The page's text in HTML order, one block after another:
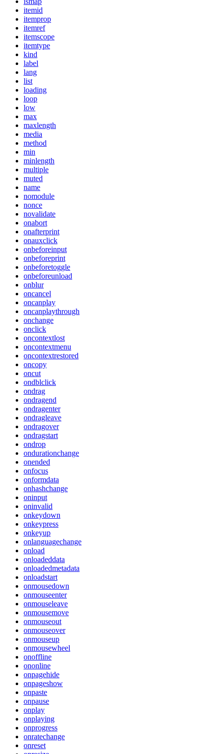
itemid
itemprop
itemref
itemscope
itemtype
kind
label
lang
list
loading
loop
low
max
maxlength
media
method
min
minlength
multiple
muted
name
nomodule
nonce
novalidate
onabort
onafterprint
onauxclick
onbeforeinput
onbeforeprint
onbeforetoggle
onbeforeunload
onblur
oncancel
oncanplay
oncanplaythrough
onchange
onclick
oncontextlost
oncontextmenu
oncontextrestored
oncopy
oncut
ondblclick
ondrag
ondragend
ondragenter
ondragleave
ondragover
ondragstart
ondrop
ondurationchange
onended
onfocus
onformdata
onhashchange
oninput
oninvalid
onkeydown
onkeypress
onkeyup
onlanguagechange
onload
onloadeddata
onloadedmetadata
onloadstart
onmousedown
onmouseenter
onmouseleave
onmousemove
onmouseout
onmouseover
onmouseup
onmousewheel
onoffline
ononline
onpagehide
onpageshow
onpaste
onpause
onplay
onplaying
onprogress
onratechange
onreset